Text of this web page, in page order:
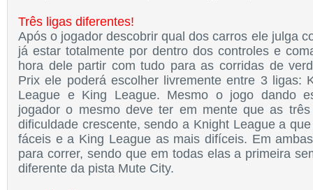
Três ligas diferentes!
Após o jogador descobrir qual dos carros ele julga
já estar totalmente por dentro dos controles e
hora dele partir com tudo para as corridas de
Prix ele poderá escolher livremente entre 3 ligas:
League e King League. Mesmo o jogo dando
jogador o mesmo deve ter em mente que as
dificuldade crescente, sendo a Knight League a
fáceis e a King League as mais difíceis. Em
para correr, sendo que em todas elas a primeira
diferente da pista Mute City.